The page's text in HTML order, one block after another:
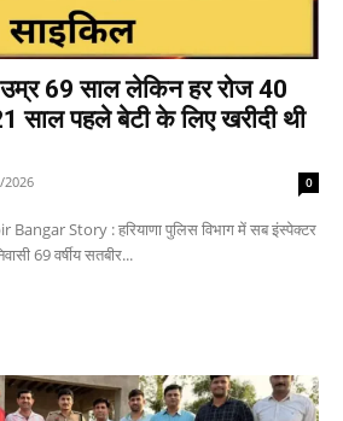
69 साल लेकिन हर रोज 40
साल पहले बेटी के लिए खरीदी थी
2026 0
Bangar Story : हरियाणा पुलिस विभाग में सब इंस्पेक्टर
69 वर्षीय सतबीर...